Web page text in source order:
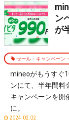
ン
が
セール・キャンペーン
mineoがもうすぐ
ンにて、半年間料
キャンペーンを開
に。
2024.02.02